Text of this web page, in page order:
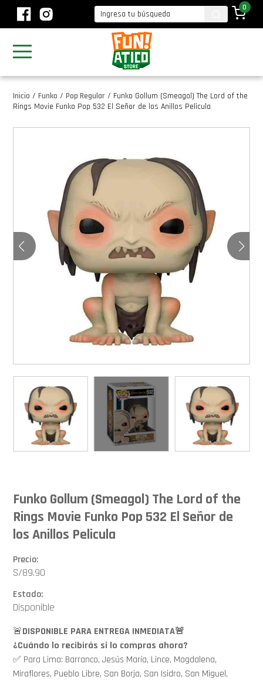
0
Inicio / Funko / Pop Regular / Funko Gollum (Smeagol) The Lord of the
Rings Movie Funko Pop 532 El Señor de los Anillos Pelicula
Funko Gollum (Smeagol) The Lord of the
Rings Movie Funko Pop 532 El Señor de
los Anillos Pelicula
Precio:
S/89.90
Estado:
Disponible
🚨DISPONIBLE PARA ENTREGA INMEDIATA🚨
¿Cuándo lo recibirás si lo compras ahora?
✅ Para Lima: Barranco, Jesús María, Lince, Magdalena,
Miraflores, Pueblo Libre, San Borja, San Isidro, San Miguel,